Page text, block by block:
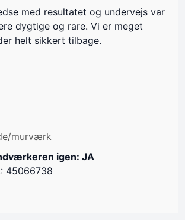
med resultatet og undervejs var
dygtige og rare. Vi er meget
helt sikkert tilbage.
murværk
igen: JA
45066738